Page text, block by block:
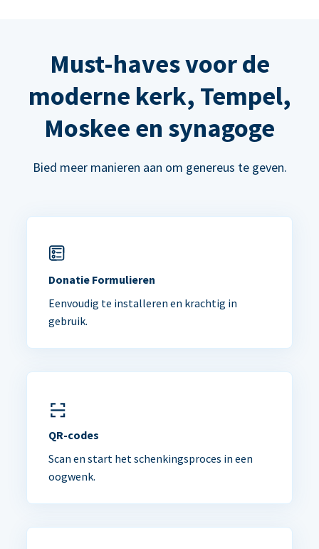
Must-haves voor de
moderne kerk, Tempel,
Moskee en synagoge
Bied meer manieren aan om genereus te geven.
Donatie Formulieren
Eenvoudig te installeren en krachtig in
gebruik.
QR-codes
Scan en start het schenkingsproces in een
oogwenk.